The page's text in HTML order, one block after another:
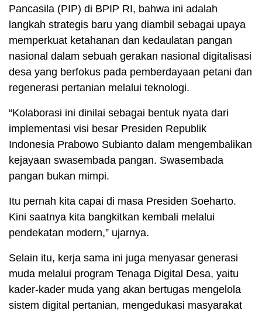
Pancasila (PIP) di BPIP RI, bahwa ini adalah
langkah strategis baru yang diambil sebagai upaya
memperkuat ketahanan dan kedaulatan pangan
nasional dalam sebuah gerakan nasional digitalisasi
desa yang berfokus pada pemberdayaan petani dan
regenerasi pertanian melalui teknologi.
“Kolaborasi ini dinilai sebagai bentuk nyata dari
implementasi visi besar Presiden Republik
Indonesia Prabowo Subianto dalam mengembalikan
kejayaan swasembada pangan. Swasembada
pangan bukan mimpi.
Itu pernah kita capai di masa Presiden Soeharto.
Kini saatnya kita bangkitkan kembali melalui
pendekatan modern,” ujarnya.
Selain itu, kerja sama ini juga menyasar generasi
muda melalui program Tenaga Digital Desa, yaitu
kader-kader muda yang akan bertugas mengelola
sistem digital pertanian, mengedukasi masyarakat